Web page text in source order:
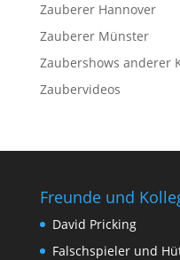
Zauberer Hannover
Zauberer Münster
Zaubershows anderer
Zaubervideos
Freunde und
David Pricking
Falschspieler und